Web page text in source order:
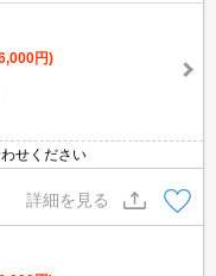
円)
せください
詳細を見る